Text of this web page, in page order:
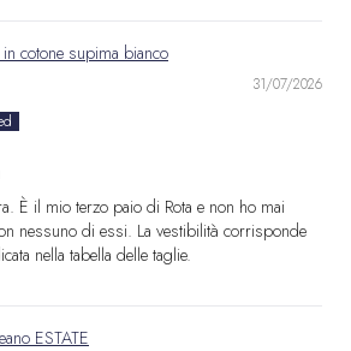
cotone supima bianco
31/07/2026
È il mio terzo paio di Rota e non ho mai
nessuno di essi. La vestibilità corrisponde
nella tabella delle taglie.
ESTATE